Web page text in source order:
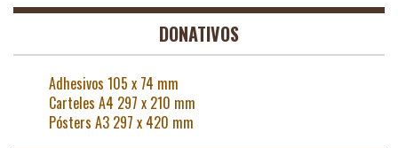
DONATIVOS
Adhesivos 105 x 74 mm
Carteles A4 297 x 210 mm
Pósters A3 297 x 420 mm